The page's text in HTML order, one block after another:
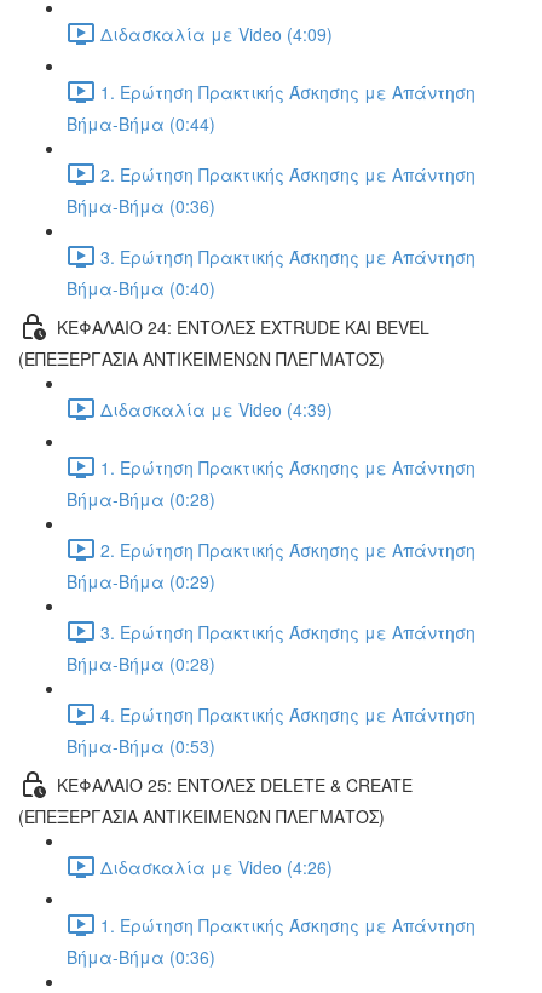
Διδασκαλία με Video (4:09)
1. Ερώτηση Πρακτικής Άσκησης με Απάντηση
Βήμα-Βήμα (0:44)
2. Ερώτηση Πρακτικής Άσκησης με Απάντηση
Βήμα-Βήμα (0:36)
3. Ερώτηση Πρακτικής Άσκησης με Απάντηση
Βήμα-Βήμα (0:40)
ΚΕΦΑΛΑΙΟ 24: ΕΝΤΟΛΕΣ EXTRUDE ΚΑΙ BEVEL
(ΕΠΕΞΕΡΓΑΣΙΑ ΑΝΤΙΚΕΙΜΕΝΩΝ ΠΛΕΓΜΑΤΟΣ)
Διδασκαλία με Video (4:39)
1. Ερώτηση Πρακτικής Άσκησης με Απάντηση
Βήμα-Βήμα (0:28)
2. Ερώτηση Πρακτικής Άσκησης με Απάντηση
Βήμα-Βήμα (0:29)
3. Ερώτηση Πρακτικής Άσκησης με Απάντηση
Βήμα-Βήμα (0:28)
4. Ερώτηση Πρακτικής Άσκησης με Απάντηση
Βήμα-Βήμα (0:53)
ΚΕΦΑΛΑΙΟ 25: ΕΝΤΟΛΕΣ DELETE & CREATE
(ΕΠΕΞΕΡΓΑΣΙΑ ΑΝΤΙΚΕΙΜΕΝΩΝ ΠΛΕΓΜΑΤΟΣ)
Διδασκαλία με Video (4:26)
1. Ερώτηση Πρακτικής Άσκησης με Απάντηση
Βήμα-Βήμα (0:36)